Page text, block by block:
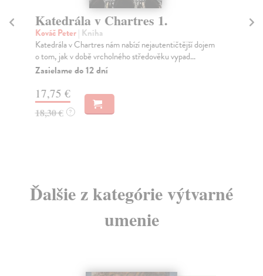
Katedrála v Chartres 1.
Kováč Peter| Kniha
Katedrála v Chartres nám nabízí nejautentičtější dojem
o tom, jak v době vrcholného středověku vypad...
Zasielame do 12 dní
17,75 €
18,30 € ?
Ďalšie z kategórie výtvarné
umenie